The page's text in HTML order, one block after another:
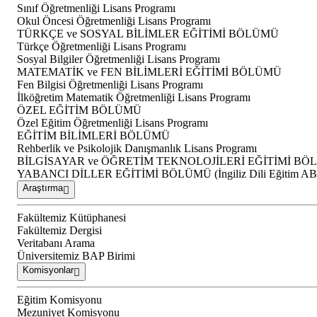
Sınıf Öğretmenliği Lisans Programı
Okul Öncesi Öğretmenliği Lisans Programı
TÜRKÇE ve SOSYAL BİLİMLER EĞİTİMİ BÖLÜMÜ
Türkçe Öğretmenliği Lisans Programı
Sosyal Bilgiler Öğretmenliği Lisans Programı
MATEMATİK ve FEN BİLİMLERİ EĞİTİMİ BÖLÜMÜ
Fen Bilgisi Öğretmenliği Lisans Programı
İlköğretim Matematik Öğretmenliği Lisans Programı
ÖZEL EĞİTİM BÖLÜMÜ
Özel Eğitim Öğretmenliği Lisans Programı
EĞİTİM BİLİMLERİ BÖLÜMÜ
Rehberlik ve Psikolojik Danışmanlık Lisans Programı
BİLGİSAYAR ve ÖĞRETİM TEKNOLOJİLERİ EĞİTİMİ
YABANCI DİLLER EĞİTİMİ BÖLÜMÜ (İngiliz Dili Eğitim
Araştırma
Fakültemiz Kütüphanesi
Fakültemiz Dergisi
Veritabanı Arama
Üniversitemiz BAP Birimi
Komisyonlar
Eğitim Komisyonu
Mezuniyet Komisyonu